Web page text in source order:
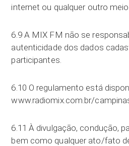
internet ou qualquer outro
6.9 A MIX FM não se
autenticidade dos dados
participantes.
6.10 O regulamento está
www.radiomix.com.br/
6.11 À divulgação, condução,
bem como qualquer ato/fato